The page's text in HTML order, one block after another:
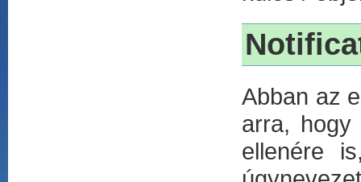
Abban az
arra, hogy
ellenére